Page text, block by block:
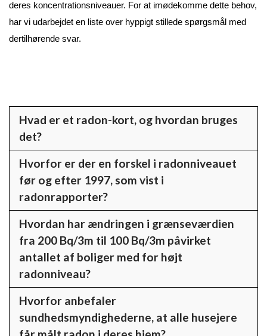
deres koncentrationsniveauer. For at imødekomme dette behov,
har vi udarbejdet en liste over hyppigt stillede spørgsmål med
dertilhørende svar.
Hvad er et radon-kort, og hvordan bruges
det?
Et radon-kort er et værktøj, der viser radonniveauet i
forskellige områder. Det bruges til at identificere områder
med potentiel høj radonrisiko og hjælper husejere med at
vurdere, om de bør foretage radonmålinger i deres hjem.
Hvorfor er der en forskel i radonniveauet
før og efter 1997, som vist i
radonrapporter?
Radonmålinger har vist, at boliger bygget efter 1997
generelt overholder de anbefalede grænseværdier på 100
Bq, mens en betydelig procentdel af boliger bygget før
1997 overstiger disse værdier. Dette skyldes sandsynligvis
forbedringer i bygningsregulativer og
konstruktionsteknikker.
Hvordan har ændringen i grænseværdien
fra 200 Bq/3m til 100 Bq/3m påvirket
antallet af boliger med for højt
radonniveau?
Med sænkningen af grænseværdien er det sandsynligt, at
flere boliger nu klassificeres som havende for højt
Hvorfor anbefaler
sundhedsmyndighederne, at alle husejere